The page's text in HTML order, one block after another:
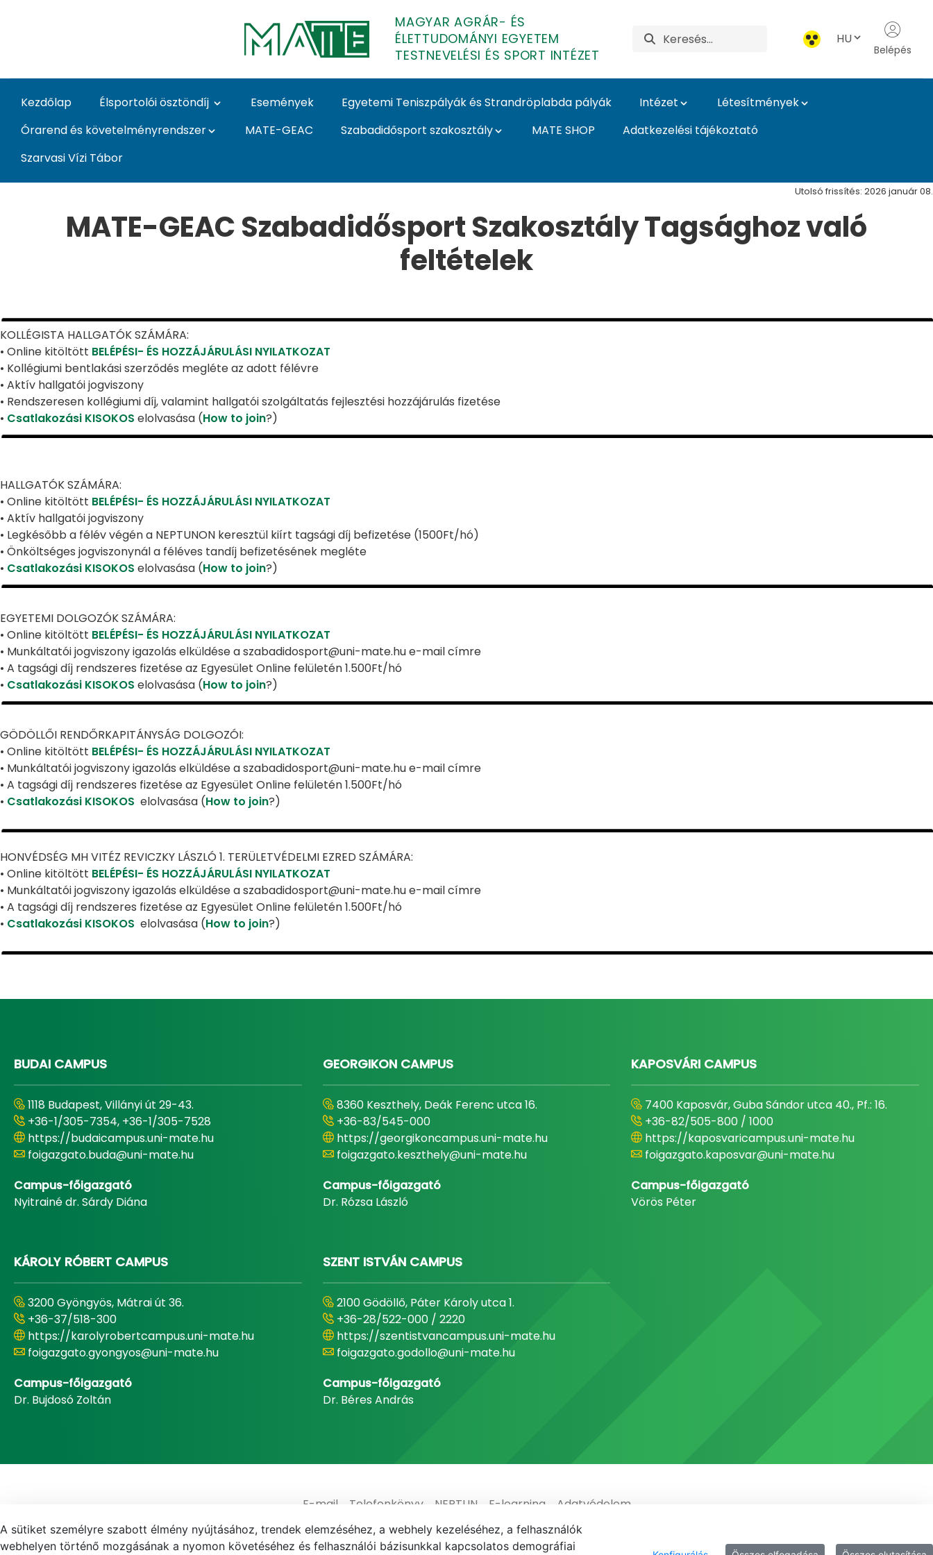
MAGYAR AGRÁR- ÉS
ÉLETTUDOMÁNYI EGYETEM
TESTNEVELÉSI ÉS SPORT INTÉZET
HU
Belépés
Kezdőlap Élsportolói ösztöndíj Események Egyetemi Teniszpályák és Strandröplabda pályák Intézet
Létesítmények
Órarend és követelményrendszer
MATE-GEAC Szabadidősport szakosztály MATE SHOP
Adatkezelési tájékoztató
Szarvasi Vízi Tábor
Utolsó frissítés: 2026 január 08.
MATE-GEAC Szabadidősport Szakosztály Tagsághoz való
feltételek
KOLLÉGISTA HALLGATÓK SZÁMÁRA:
• Online kitöltött BELÉPÉSI- ÉS HOZZÁJÁRULÁSI NYILATKOZAT
• Kollégiumi bentlakási szerződés megléte az adott félévre
• Aktív hallgatói jogviszony
• Rendszeresen kollégiumi díj, valamint hallgatói szolgáltatás fejlesztési hozzájárulás fizetése
• Csatlakozási KISOKOS elolvasása (How to join?)
HALLGATÓK SZÁMÁRA:
• Online kitöltött BELÉPÉSI- ÉS HOZZÁJÁRULÁSI NYILATKOZAT
• Aktív hallgatói jogviszony
• Legkésőbb a félév végén a NEPTUNON keresztül kiírt tagsági díj befizetése (1500Ft/hó)
• Önköltséges jogviszonynál a féléves tandíj befizetésének megléte
• Csatlakozási KISOKOS elolvasása (How to join?)
EGYETEMI DOLGOZÓK SZÁMÁRA:
• Online kitöltött BELÉPÉSI- ÉS HOZZÁJÁRULÁSI NYILATKOZAT
• Munkáltatói jogviszony igazolás elküldése a szabadidosport@uni-mate.hu e-mail címre
• A tagsági díj rendszeres fizetése az Egyesület Online felületén 1.500Ft/hó
• Csatlakozási KISOKOS elolvasása (How to join?)
GÖDÖLLŐI RENDŐRKAPITÁNYSÁG DOLGOZÓI:
• Online kitöltött BELÉPÉSI- ÉS HOZZÁJÁRULÁSI NYILATKOZAT
• Munkáltatói jogviszony igazolás elküldése a szabadidosport@uni-mate.hu e-mail címre
• A tagsági díj rendszeres fizetése az Egyesület Online felületén 1.500Ft/hó
• Csatlakozási KISOKOS elolvasása (How to join?)
HONVÉDSÉG MH VITÉZ REVICZKY LÁSZLÓ 1. TERÜLETVÉDELMI EZRED SZÁMÁRA:
• Online kitöltött BELÉPÉSI- ÉS HOZZÁJÁRULÁSI NYILATKOZAT
• Munkáltatói jogviszony igazolás elküldése a szabadidosport@uni-mate.hu e-mail címre
• A tagsági díj rendszeres fizetése az Egyesület Online felületén 1.500Ft/hó
• Csatlakozási KISOKOS elolvasása (How to join?)
BUDAI CAMPUS
1118 Budapest, Villányi út 29-43.
+36-1/305-7354, +36-1/305-7528
https://budaicampus.uni-mate.hu
foigazgato.buda@uni-mate.hu
Campus-főigazgató
Nyitrainé dr. Sárdy Diána
GEORGIKON CAMPUS
8360 Keszthely, Deák Ferenc utca 16.
+36-83/545-000
https://georgikoncampus.uni-mate.hu
foigazgato.keszthely@uni-mate.hu
Campus-főigazgató
Dr. Rózsa László
KAPOSVÁRI CAMPUS
7400 Kaposvár, Guba Sándor utca 40., Pf.: 16.
+36-82/505-800 / 1000
https://kaposvaricampus.uni-mate.hu
foigazgato.kaposvar@uni-mate.hu
Campus-főigazgató
Vörös Péter
KÁROLY RÓBERT CAMPUS
3200 Gyöngyös, Mátrai út 36.
+36-37/518-300
https://karolyrobertcampus.uni-mate.hu
foigazgato.gyongyos@uni-mate.hu
Campus-főigazgató
Dr. Bujdosó Zoltán
SZENT ISTVÁN CAMPUS
2100 Gödöllő, Páter Károly utca 1.
+36-28/522-000 / 2220
https://szentistvancampus.uni-mate.hu
foigazgato.godollo@uni-mate.hu
Campus-főigazgató
Dr. Béres András
E-mail Telefonkönyv NEPTUN E-learning Adatvédelem
A sütiket személyre szabott élmény nyújtásához, trendek elemzéséhez, a webhely kezeléséhez, a felhasználók
webhelyen történő mozgásának a nyomon követéséhez és felhasználói bázisunkkal kapcsolatos demográfiai